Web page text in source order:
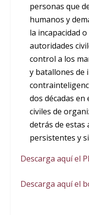
personas que
humanos y
la incapacidad
autoridades
control a los
y batallones de
dos décadas
civiles de
detrás de estas
persistentes y
Descarga aquí el
Descarga aquí el